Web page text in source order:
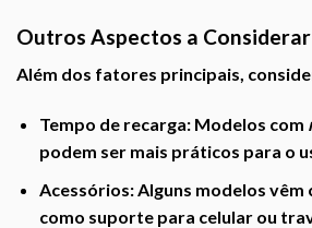
Outros Aspectos a Considerar
Além dos fatores principais,
Tempo de recarga:Modelos com
podem ser mais práticos para o
Acessórios:Alguns modelos vêm
como suporte para celular ou